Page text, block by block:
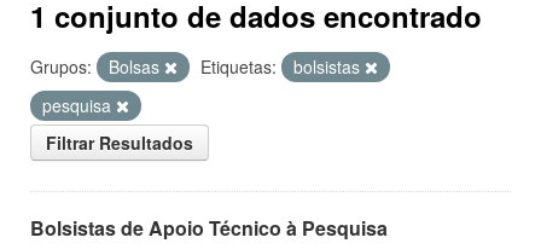
1 conjunto de dados encontrado
Grupos: Bolsas Etiquetas:
bolsistas
pesquisa
Filtrar Resultados
Bolsistas de Apoio Técnico à Pesquisa